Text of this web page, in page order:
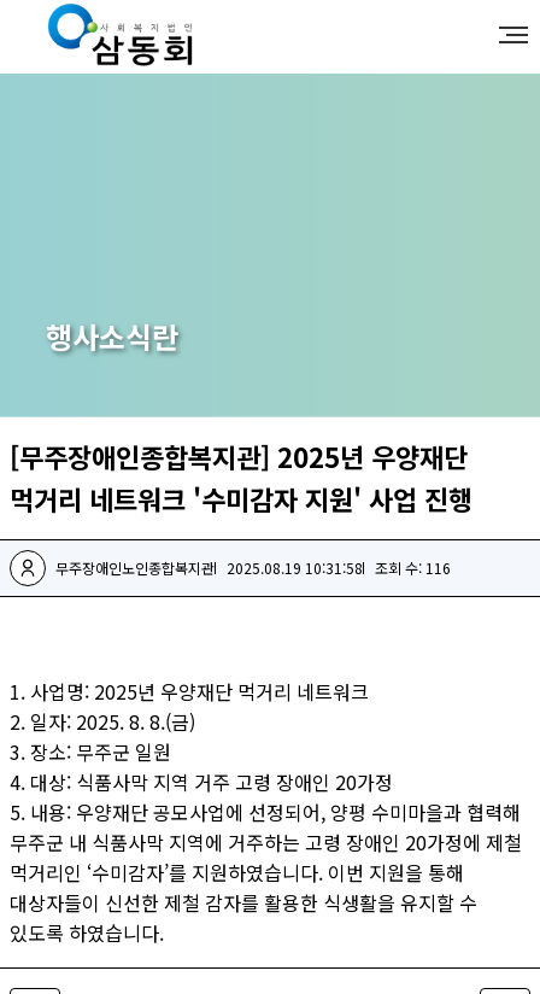
행사소식란
[무주장애인종합복지관] 2025년 우양재단
먹거리 네트워크 '수미감자 지원' 사업 진행
무주장애인노인종합복지관 2025.08.19 10:31:58 조회 수: 116
1. 사업명: 2025년 우양재단 먹거리 네트워크
2. 일자: 2025. 8. 8.(금)
3. 장소: 무주군 일원
4. 대상: 식품사막 지역 거주 고령 장애인 20가정
5. 내용: 우양재단 공모사업에 선정되어, 양평 수미마을과 협력해
무주군 내 식품사막 지역에 거주하는 고령 장애인 20가정에 제철
먹거리인 ‘수미감자’를 지원하였습니다. 이번 지원을 통해
대상자들이 신선한 제철 감자를 활용한 식생활을 유지할 수
있도록 하였습니다.